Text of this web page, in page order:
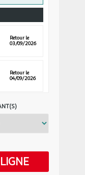
Retour le
03/09/2026
Retour le
04/09/2026
Retour le
05/09/2026